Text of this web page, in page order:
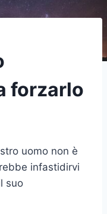
forzarlo
uomo non è
infastidirvi
suo